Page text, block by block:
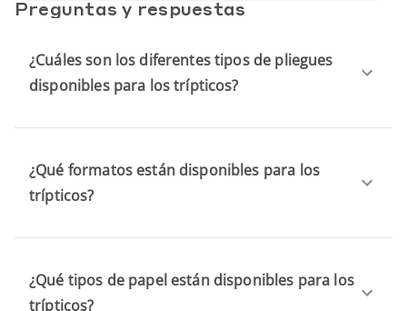
Preguntas y respuestas
¿Cuáles son los diferentes tipos de pliegues
disponibles para los trípticos?
¿Qué formatos están disponibles para los
trípticos?
¿Qué tipos de papel están disponibles para los
trípticos?